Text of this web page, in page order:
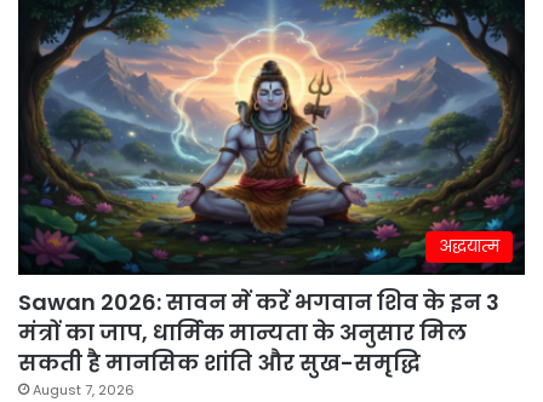
अद्धयात्म
Sawan 2026: सावन में करें भगवान शिव के इन 3
मंत्रों का जाप, धार्मिक मान्यता के अनुसार मिल
सकती है मानसिक शांति और सुख-समृद्धि
August 7, 2026